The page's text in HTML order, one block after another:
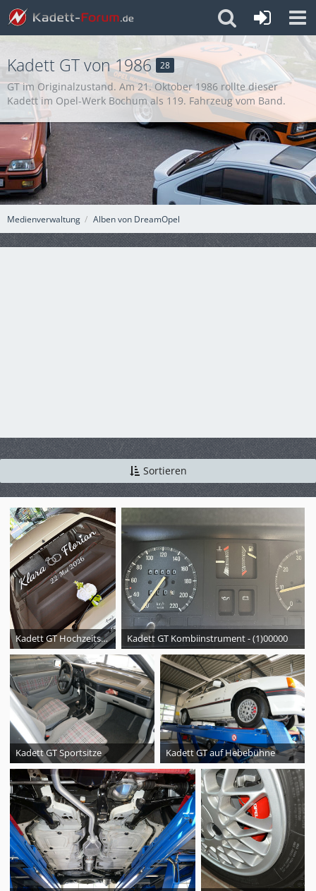
Medienverwaltung Alben von DreamOpel
Kadett GT von 1986 28
GT im Originalzustand. Am 21. Oktober 1986 rollte dieser
Kadett im Opel-Werk Bochum als 119. Fahrzeug vom Band.
Sortieren
Kadett GT Hochzeitsauto Kadett GT Kombiinstrument - (1)00000
Kadett GT Sportsitze Kadett GT auf Hebebühne